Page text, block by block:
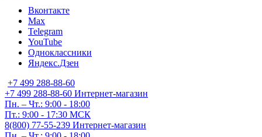
Вконтакте
Max
Telegram
YouTube
Одноклассники
Яндекс.Дзен
+7 499 288-88-60
+7 499 288-88-60 Интернет-магазин
Пн. – Чт.: 9:00 - 18:00
Пт.: 9:00 - 17:30 МСК
8(800) 77-55-239 Интернет-магазин